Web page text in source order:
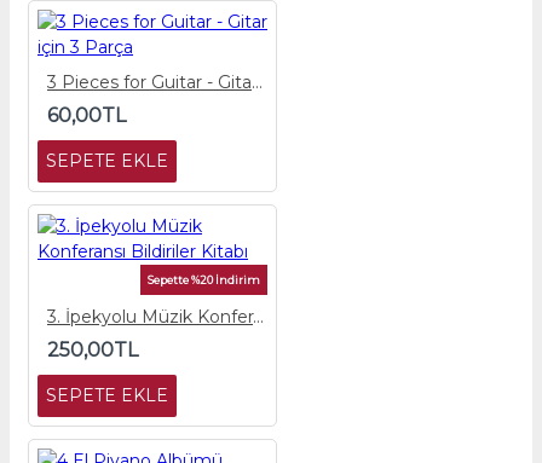
3 Pieces for Guitar - Gitar için 3 Parça
60,00TL
SEPETE EKLE
Sepette %20 İndirim
3. İpekyolu Müzik Konferansı Bildiriler Kitabı
250,00TL
SEPETE EKLE